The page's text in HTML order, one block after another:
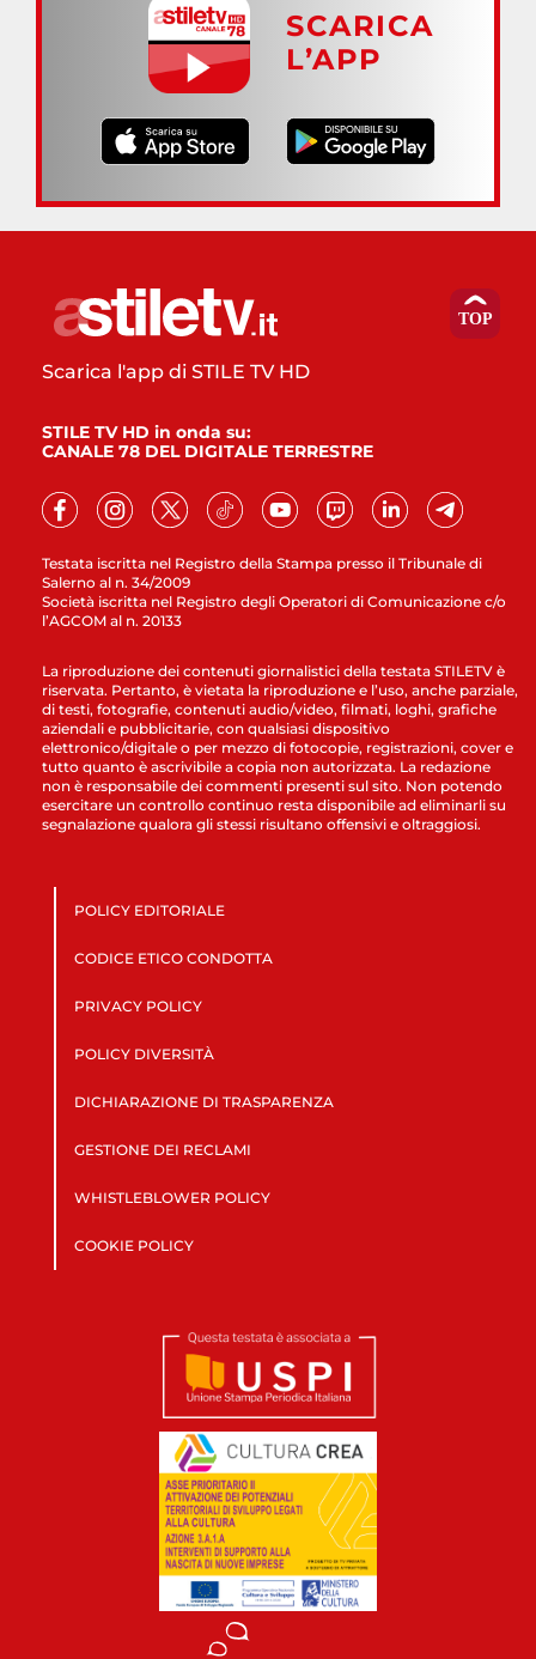
SCARICA
L’APP
Testata iscritta nel Registro della Stampa presso il Tribunale di
Salerno al n. 34/2009
Società iscritta nel Registro degli Operatori di Comunicazione c/o
l’AGCOM al n. 20133
Scarica l'app di STILE TV HD
STILE TV HD in onda su:
CANALE 78 DEL DIGITALE TERRESTRE
La riproduzione dei contenuti giornalistici della testata STILETV è
riservata. Pertanto, è vietata la riproduzione e l’uso, anche parziale,
di testi, fotografie, contenuti audio/video, filmati, loghi, grafiche
aziendali e pubblicitarie, con qualsiasi dispositivo
elettronico/digitale o per mezzo di fotocopie, registrazioni, cover e
tutto quanto è ascrivibile a copia non autorizzata. La redazione
non è responsabile dei commenti presenti sul sito. Non potendo
esercitare un controllo continuo resta disponibile ad eliminarli su
segnalazione qualora gli stessi risultano offensivi e oltraggiosi.
POLICY EDITORIALE
CODICE ETICO CONDOTTA
PRIVACY POLICY
POLICY DIVERSITÀ
DICHIARAZIONE DI TRASPARENZA
GESTIONE DEI RECLAMI
WHISTLEBLOWER POLICY
COOKIE POLICY